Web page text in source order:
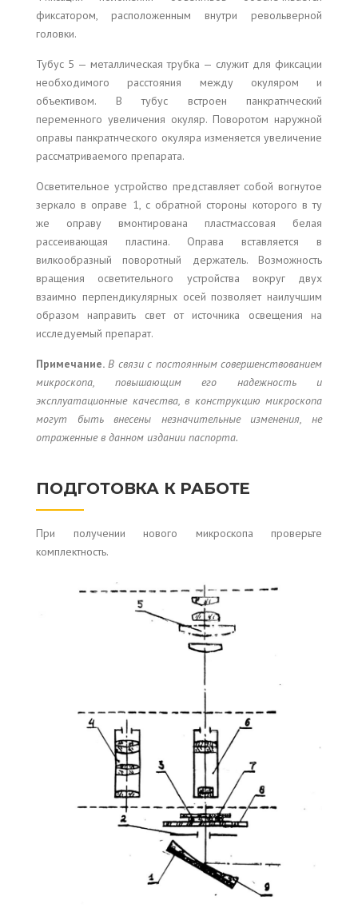
фиксатором, расположенным внутри револьверной
головки.
Тубус 5 — металлическая трубка — служит для фиксации
необходимого расстояния между окуляром и
объективом. В тубус встроен панкратнческий
переменного увеличения окуляр. Поворотом наружной
оправы панкратнческого окуляра изменяется увеличение
рассматриваемого препарата.
Осветительное устройство представляет собой вогнутое
зеркало в оправе 1, с обратной стороны которого в ту
же оправу вмонтирована пластмассовая белая
рассеивающая пластина. Оправа вставляется в
вилкообразный поворотный держатель. Возможность
вращения осветительного устройства вокруг двух
взаимно перпендикулярных осей позволяет наилучшим
образом направить свет от источника освещения на
исследуемый препарат.
Примечание. В связи с постоянным совершенствованием
микроскопа, повышающим его надежность и
эксплуатационные качества, в конструкцию микроскопа
могут быть внесены незначительные изменения, не
отраженные в данном издании паспорта.
ПОДГОТОВКА К РАБОТЕ
При получении нового микроскопа проверьте
комплектность.